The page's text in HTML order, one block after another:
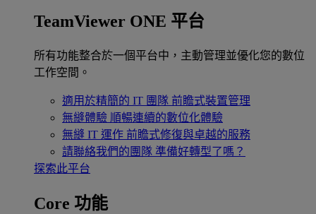
TeamViewer ONE 平台
所有功能整合於一個平台中，主動管理並優化您的數位
工作空間。
適用於精簡的 IT 團隊 前瞻式裝置管理
無縫體驗 順暢連續的數位化體驗
無縫 IT 運作 前瞻式修復與卓越的服務
請聯絡我們的團隊 準備好轉型了嗎？
探索此平台
Core 功能